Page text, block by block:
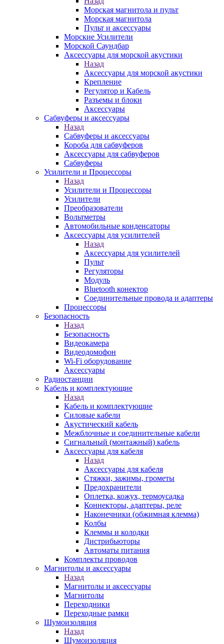
Морская магнитола и пульт
Морская магнитола
Пульт и аксессуары
Морские Усилители
Морской Cаундбар
Аксессуары для морской акустики
Назад
Аксессуары для морской акустики
Крепление
Регулятор и Кабель
Разъемы и блоки
Аксессуары
Сабвуферы и аксессуары
Назад
Сабвуферы и аксессуары
Короба для сабвуферов
Аксессуары для сабвуферов
Сабвуферы
Усилители и Процессоры
Назад
Усилители и Процессоры
Усилители
Преобразователи
Вольтметры
Автомобильные конденсаторы
Аксессуары для усилителей
Назад
Аксессуары для усилителей
Пульт
Регуляторы
Модуль
Bluetooth конектор
Соединительные провода и адаптеры
Процессоры
Безопасность
Назад
Безопасность
Видеокамера
Видеодомофон
Wi-Fi оборудование
Аксессуары
Радиостанции
Кабель и комплектующие
Назад
Кабель и комплектующие
Силовые кабели
Акустический кабель
Межблочные и соединительные кабели
Сигнальный (монтажный) кабель
Аксессуары для кабеля
Назад
Аксессуары для кабеля
Стяжки, зажимы, грометы
Предохранители
Оплетка, кожух, термоусадка
Коннекторы, адаптеры, реле
Наконечники (обжимная клемма)
Колбы
Клеммы и колодки
Дистрибьюторы
Автоматы питания
Комплекты проводов
Магнитолы и аксессуары
Назад
Магнитолы и аксессуары
Магнитолы
Переходники
Переходные рамки
Шумоизоляция
Назад
Шумоизоляция